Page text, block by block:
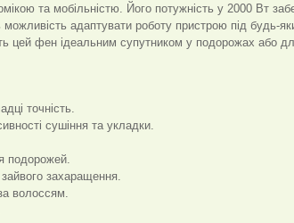
та мобільністю. Його потужність у 2000 Вт
адаптувати роботу пристрою під будь-
цей фен ідеальним супутником у подорожах або
точність.
сушіння та укладки.
подорожей.
захаращення.
волоссям.